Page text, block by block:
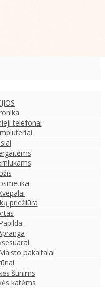
telefonai
priežiūra
pakaitalai
šunims
katėms